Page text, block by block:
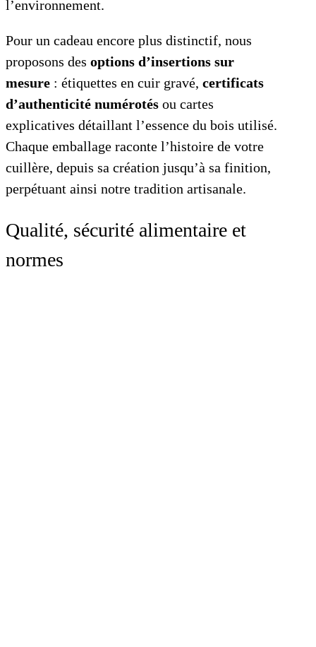
l’environnement.
Pour un cadeau encore plus distinctif, nous
proposons des options d’insertions sur
mesure : étiquettes en cuir gravé, certificats
d’authenticité numérotés ou cartes
explicatives détaillant l’essence du bois utilisé.
Chaque emballage raconte l’histoire de votre
cuillère, depuis sa création jusqu’à sa finition,
perpétuant ainsi notre tradition artisanale.
Qualité, sécurité alimentaire et
normes